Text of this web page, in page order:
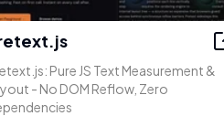
Pure JS Text Measurement &
- No DOM Reflow, Zero